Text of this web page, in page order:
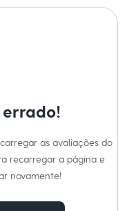
as avaliações do
recarregar a página e
novamente!